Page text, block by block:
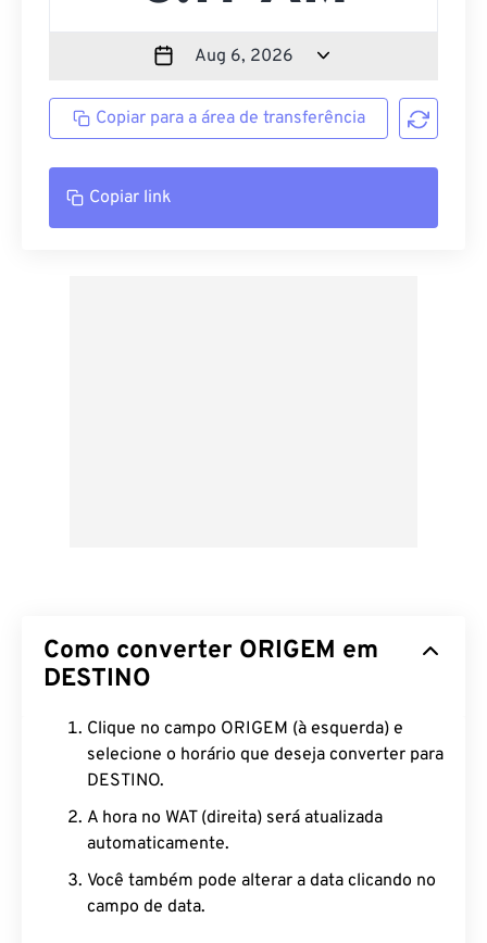
Copiar para a área de transferência
Copiar link
Como converter ORIGEM em
DESTINO
Clique no campo ORIGEM (à esquerda) e
selecione o horário que deseja converter para
DESTINO.
A hora no WAT (direita) será atualizada
automaticamente.
Você também pode alterar a data clicando no
campo de data.